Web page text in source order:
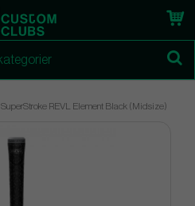
SuperStroke REVL Element Black (Midsize)